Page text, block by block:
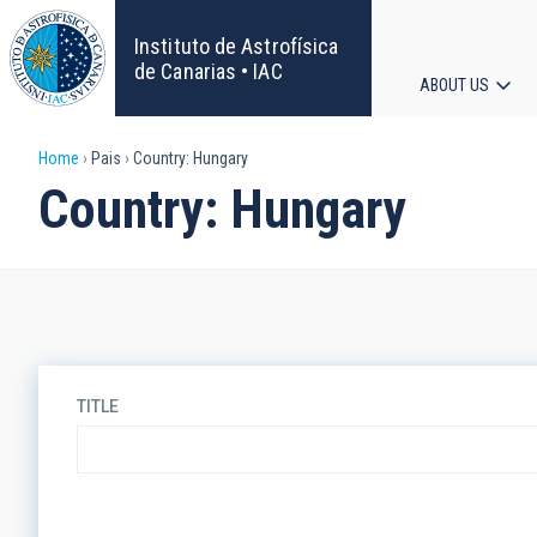
Skip
to
main
content
Instituto de Astrofísica
de Canarias • IAC
ABOUT US
Breadcrumb
Home Pais Country: Hungary
Country: Hungary
TITLE